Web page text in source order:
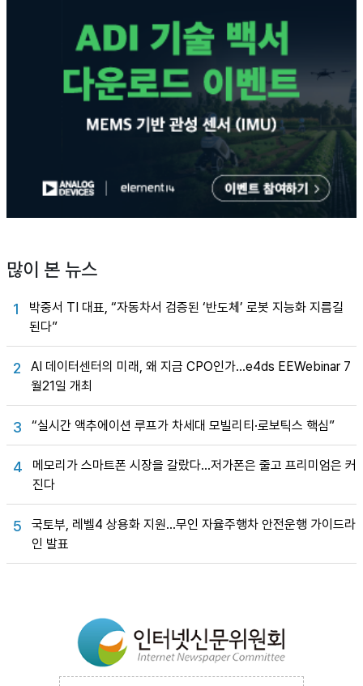
많이 본 뉴스
1
박중서 TI 대표, “자동차서 검증된 ‘반도체’ 로봇 지능화 지름길
된다”
2
AI 데이터센터의 미래, 왜 지금 CPO인가…e4ds EEWebinar 7
월21일 개최
3 “실시간 액추에이션 루프가 차세대 모빌리티·로보틱스 핵심”
4
메모리가 스마트폰 시장을 갈랐다…저가폰은 줄고 프리미엄은 커
진다
5
국토부, 레벨4 상용화 지원…무인 자율주행차 안전운행 가이드라
인 발표